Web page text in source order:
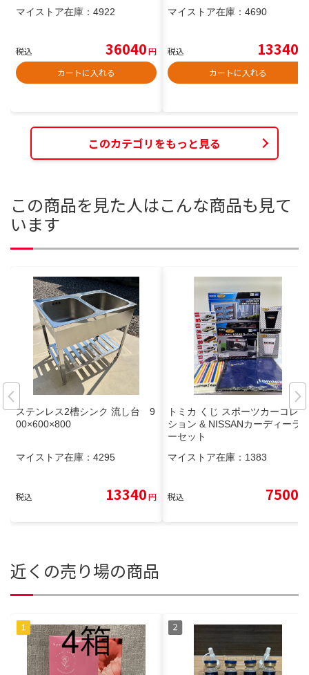
マイストア在庫： 4922
税込 36040円
カートに入れる
マイストア在庫： 4690
税込 13340
カートに入れる
このカテゴリをもっと見る
この商品を見た人はこんな商品も見て
います
ステンレス2槽シンク 流し台 9
00×600×800
マイストア在庫： 4295
税込 13340円
トミカ くじ スポーツカーコレク
ション & NISSANカーディーラ
ーセット
マイストア在庫： 1383
税込 7500
近くの売り場の商品